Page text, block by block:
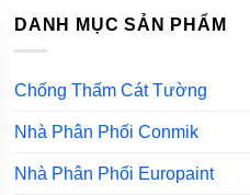
DANH MỤC SẢN PHẨM
Chống Thấm Cát Tường
Nhà Phân Phối Conmik
Nhà Phân Phối Europaint